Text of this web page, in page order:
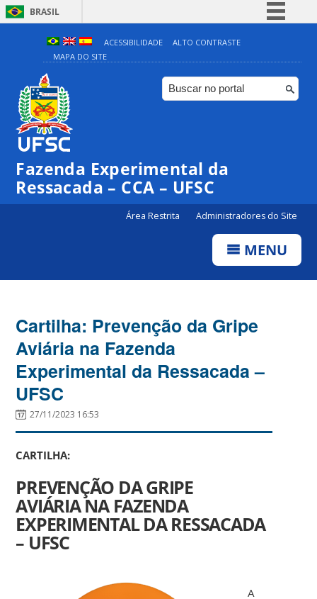
BRASIL
Simplifique!
Comunica BR
Participe
ACESSIBILIDADE
ALTO CONTRASTE
MAPA DO SITE
Fazenda Experimental da
Ressacada – CCA – UFSC
Área Restrita Administradores do Site
MENU
Cartilha: Prevenção da Gripe
Aviária na Fazenda
Experimental da Ressacada –
UFSC
27/11/2023 16:53
CARTILHA:
PREVENÇÃO DA GRIPE
AVIÁRIANA FAZENDA
EXPERIMENTAL DA RESSACADA
– UFSC
A